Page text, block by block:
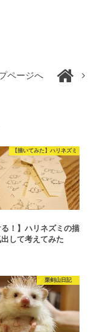
ページへ
【描いてみた】ハリネズミ
る！】ハリネズミの描
して考えてみた
栗剣山日記